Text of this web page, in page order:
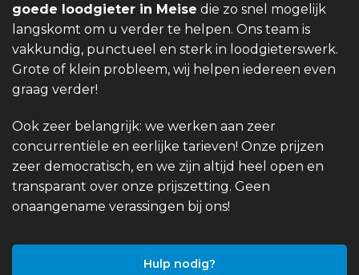
goede loodgieter in Meise die zo snel mogelijk
langskomt om u verder te helpen. Ons team is
vakkundig, punctueel en sterk in loodgieterswerk.
Grote of klein probleem, wij helpen iedereen even
graag verder!
Ook zeer belangrijk: we werken aan zeer
concurrentiële en eerlijke tarieven! Onze prijzen
zeer democratisch, en we zijn altijd heel open en
transparant over onze prijszetting. Geen
onaangename verassingen bij ons!
Hulp nodig?